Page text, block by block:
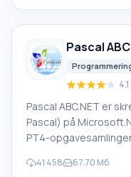
udenlandsk firma
Pascal ABC
4.1
Pascal ABC.NET er
Pascal) på
PT4-
lærer programmering.
41 458 67.70 Мб